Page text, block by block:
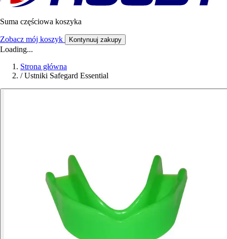
Suma częściowa koszyka
Zobacz mój koszyk Kontynuuj zakupy
Loading...
Strona główna
/ Ustniki Safegard Essential